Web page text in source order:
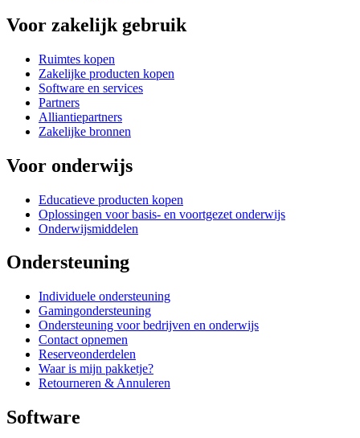
Voor zakelijk gebruik
Ruimtes kopen
Zakelijke producten kopen
Software en services
Partners
Alliantiepartners
Zakelijke bronnen
Voor onderwijs
Educatieve producten kopen
Oplossingen voor basis- en voortgezet onderwijs
Onderwijsmiddelen
Ondersteuning
Individuele ondersteuning
Gamingondersteuning
Ondersteuning voor bedrijven en onderwijs
Contact opnemen
Reserveonderdelen
Waar is mijn pakketje?
Retourneren & Annuleren
Software